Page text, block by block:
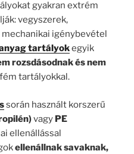
gyakran extrém
vegyszerek,
mechanikai igénybevétel
tartályokegyik
rozsdásodnak és nem
tartályokkal.
során használt korszerű
vagy PE
ellenállással
ellenállnak savaknak,